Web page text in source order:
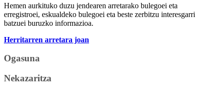
Hemen aurkituko duzu jendearen arretarako bulegoei eta
erregistroei, eskualdeko bulegoei eta beste zerbitzu interesgarri
batzuei buruzko informazioa.
Herritarren arretara joan
Ogasuna
Nekazaritza